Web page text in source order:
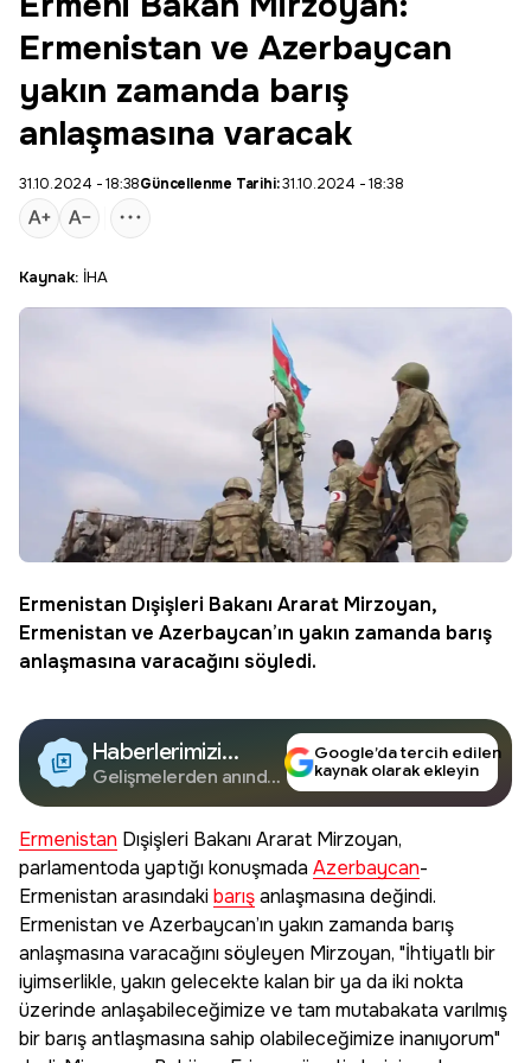
Ermenistan ve Azerbaycan
yakın zamanda barış
anlaşmasına varacak
31.10.2024 - 18:38Güncellenme Tarihi:31.10.2024 - 18:38
Kaynak: İHA
Ermenistan Dışişleri Bakanı Ararat Mirzoyan,
Ermenistan ve Azerbaycan’ın yakın zamanda barış
anlaşmasına varacağını söyledi.
Haberlerimizi
Google'da Takip
Edin
Gelişmelerden anında
Google’da tercih edilen
kaynak olarak ekleyin
Ermenistan Dışişleri Bakanı Ararat Mirzoyan,
parlamentoda yaptığı konuşmada Azerbaycan-
Ermenistan arasındakibarışanlaşmasına değindi.
Ermenistan ve Azerbaycan’ın yakın zamanda barış
anlaşmasına varacağını söyleyen Mirzoyan, "İhtiyatlı bir
iyimserlikle, yakın gelecekte kalan bir ya da iki nokta
üzerinde anlaşabileceğimize ve tam mutabakata varılmış
bir barış antlaşmasına sahip olabileceğimize inanıyorum"